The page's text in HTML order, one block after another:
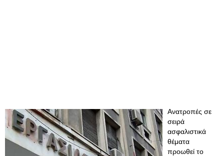
Ανατροπές σε
σειρά
ασφαλιστικά
θέματα
προωθεί το